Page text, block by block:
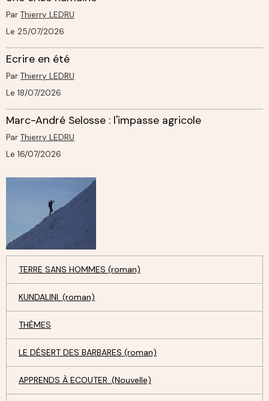
Par Thierry LEDRU
Le 25/07/2026
Ecrire en été
Par Thierry LEDRU
Le 18/07/2026
Marc-André Selosse : l'impasse agricole
Par Thierry LEDRU
Le 16/07/2026
TERRE SANS HOMMES (roman)
KUNDALINI. (roman)
THÈMES
LE DÉSERT DES BARBARES (roman)
APPRENDS À ECOUTER. (Nouvelle)